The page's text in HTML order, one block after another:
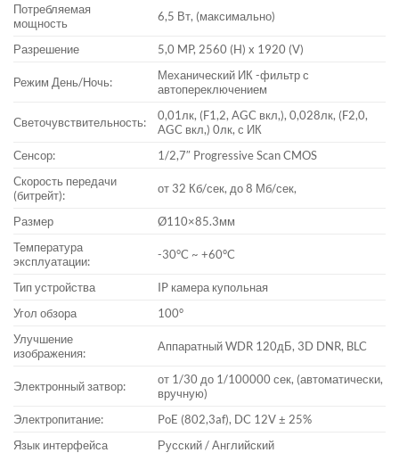
Потребляемая
мощность
6,5 Вт, (максимально)
Разрешение 5,0 MP, 2560 (H) x 1920 (V)
Режим День/Ночь:
Механический ИК -фильтр с
автопереключением
Светочувствительность:
0,01лк, (F1,2, AGC вкл,), 0,028лк, (F2,0,
AGC вкл,) 0лк, с ИК
Сенсор:
1/2,7″ Progressive Scan CMOS
Скорость передачи
(битрейт):
от 32 Кб/сек, до 8 Мб/сек,
Размер
Ø110×85.3мм
Температура
эксплуатации:
-30°C ~ +60°C
Тип устройства
IP камера купольная
Угол обзора
100°
Улучшение
изображения:
Аппаратный WDR 120дБ, 3D DNR, BLC
Электронный затвор:
от 1/30 до 1/100000 сек, (автоматически,
вручную)
Электропитание:
PoE (802,3af), DC 12V ± 25%
Язык интерфейса
Русский / Английский